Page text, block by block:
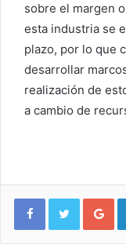
sobre el margen
esta industria se
plazo, por lo que
desarrollar
realización de
a cambio de
Google+